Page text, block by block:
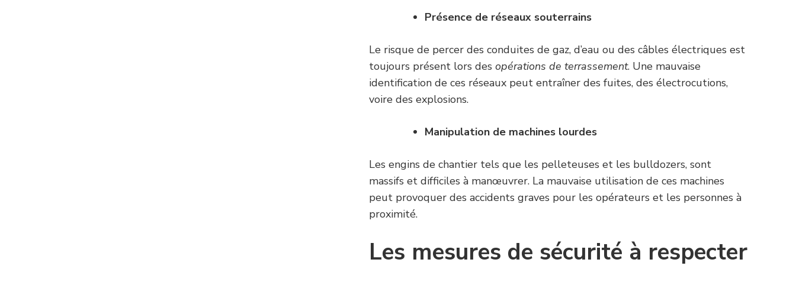
Présence de réseaux souterrains
Le risque de percer des conduites de gaz, d’eau ou des câbles électriques est
toujours présent lors desopérations de terrassement. Une mauvaise
identification de ces réseaux peut entraîner des fuites, des électrocutions,
voire des explosions.
Manipulation de machines lourdes
Les engins de chantier tels que les pelleteuses et les bulldozers, sont
massifs et difficiles à manœuvrer. La mauvaise utilisation de ces machines
peut provoquer des accidents graves pour les opérateurs et les personnes à
proximité.
Les mesures de sécurité à respecter